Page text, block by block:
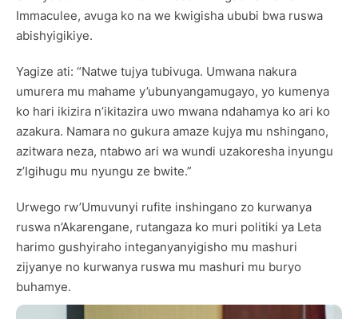
Immaculee, avuga ko na we kwigisha ububi bwa ruswa
abishyigikiye.
Yagize ati: “Natwe tujya tubivuga. Umwana nakura
umurera mu mahame y’ubunyangamugayo, yo kumenya
ko hari ikizira n’ikitazira uwo mwana ndahamya ko ari ko
azakura. Namara no gukura amaze kujya mu nshingano,
azitwara neza, ntabwo ari wa wundi uzakoresha inyungu
z’Igihugu mu nyungu ze bwite.”
Urwego rw’Umuvunyi rufite inshingano zo kurwanya
ruswa n’Akarengane, rutangaza ko muri politiki ya Leta
harimo gushyiraho integanyanyigisho mu mashuri
zijyanye no kurwanya ruswa mu mashuri mu buryo
buhamye.